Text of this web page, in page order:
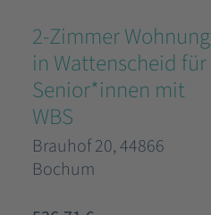
2-Zimmer Wohnung
in Wattenscheid für
Senior*innen mit
WBS
Brauhof 20, 44866
Bochum